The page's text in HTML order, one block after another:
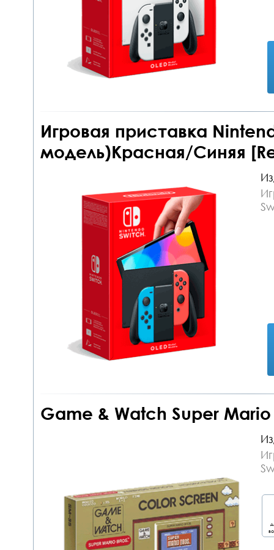
Игровая приставка
модель)Красная/Синяя
Game & Watch Super Mario